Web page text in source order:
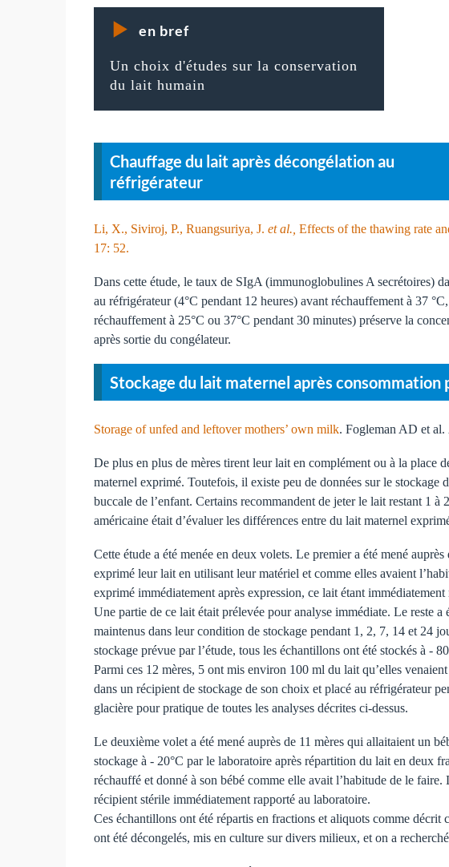
en bref
Un choix d'études sur la conservation
du lait humain
Chauffage du lait après décongélation au
réfrigérateur
Li, X., Siviroj, P., Ruangsuriya, J.et al., Effects of the thawing rate
17: 52.
Dans cette étude, le taux de SIgA (immunoglobulines A secrétoires)
au réfrigérateur (4°C pendant 12 heures) avant réchauffement à 37
réchauffement à 25°C ou 37°C pendant 30 minutes) préserve la
après sortie du congélateur.
Stockage du lait maternel après consommation
Storage of unfed and leftover mothers’ own milk. Fogleman AD et al.
De plus en plus de mères tirent leur lait en complément ou à la place
maternel exprimé. Toutefois, il existe peu de données sur le
buccale de l’enfant. Certains recommandent de jeter le lait restant 1
américaine était d’évaluer les différences entre du lait maternel
Cette étude a été menée en deux volets. Le premier a été mené
exprimé leur lait en utilisant leur matériel et comme elles avaient
exprimé immédiatement après expression, ce lait étant
Une partie de ce lait était prélevée pour analyse immédiate. Le reste
maintenus dans leur condition de stockage pendant 1, 2, 7, 14 et 24
stockage prévue par l’étude, tous les échantillons ont été stockés à -
Parmi ces 12 mères, 5 ont mis environ 100 ml du lait qu’elles
dans un récipient de stockage de son choix et placé au réfrigérateur
glacière pour pratique de toutes les analyses décrites ci-dessus.
Le deuxième volet a été mené auprès de 11 mères qui allaitaient un
stockage à - 20°C par le laboratoire après répartition du lait en deux
réchauffé et donné à son bébé comme elle avait l’habitude de le
récipient stérile immédiatement rapporté au laboratoire.
Ces échantillons ont été répartis en fractions et aliquots comme décrit
ont été décongelés, mis en culture sur divers milieux, et on a